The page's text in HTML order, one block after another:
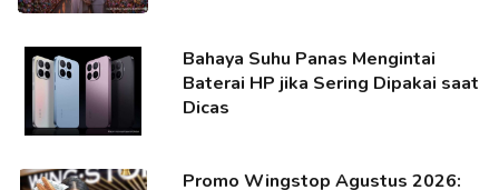
Bahaya Suhu Panas Mengintai
Baterai HP jika Sering Dipakai saat
Dicas
Promo Wingstop Agustus 2026: